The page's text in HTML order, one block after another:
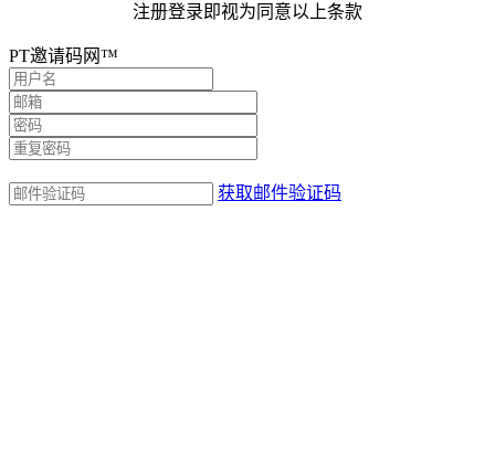
注册登录即视为同意以上条款
PT邀请码网™
获取邮件验证码